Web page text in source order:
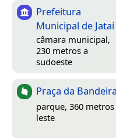
Prefeitura
Municipal de Jataí
câmara municipal,
230 metros a
sudoeste
Praça da Bandeira
parque, 360 metros
leste